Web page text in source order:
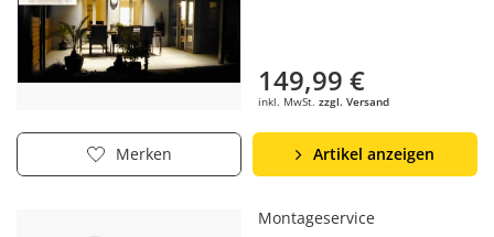
149,99 €
inkl. MwSt. zzgl. Versand
Merken Artikel anzeigen
Montageservice